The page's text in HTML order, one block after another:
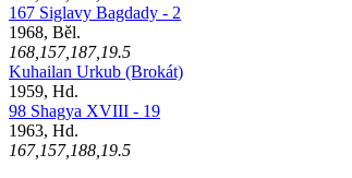
167 Siglavy Bagdady - 2
1968, Běl.
168,157,187,19.5
Kuhailan Urkub (Brokát)
1959, Hd.
98 Shagya XVIII - 19
1963, Hd.
167,157,188,19.5